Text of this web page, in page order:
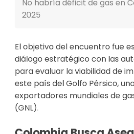
No habría déficit de gas en
2025
El objetivo del encuentro fue
diálogo estratégico con las
para evaluar la viabilidad de
este país del Golfo Pérsico,
exportadores mundiales de
(GNL).